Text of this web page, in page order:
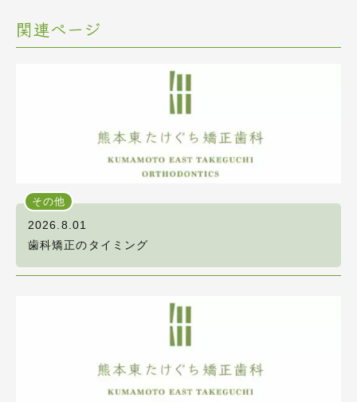
関連ページ
その他
2026.8.01
歯科矯正のタイミング